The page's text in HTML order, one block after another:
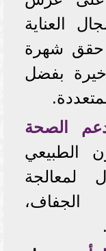
العناية
حقق شهرة
بفضل
الصحة
الطبيعي
لمعالجة